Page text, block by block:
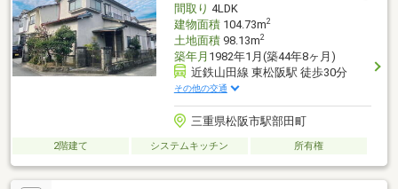
間取り 4LDK
建物面積104.73m2
土地面積98.13m2
築年月 1982年1月(築44年8ヶ月)
近鉄山田線 東松阪駅 徒歩30分
その他の交通
三重県松阪市駅部田町
2階建て システムキッチン 所有権